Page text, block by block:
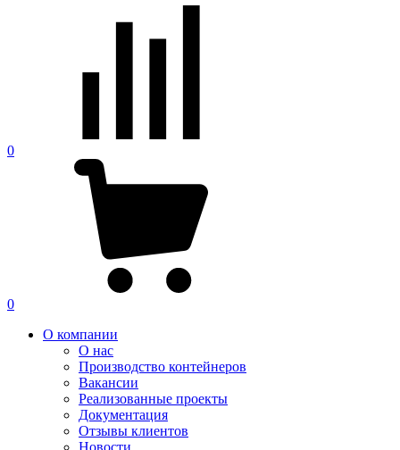
0
0
О компании
О нас
Производство контейнеров
Вакансии
Реализованные проекты
Документация
Отзывы клиентов
Новости